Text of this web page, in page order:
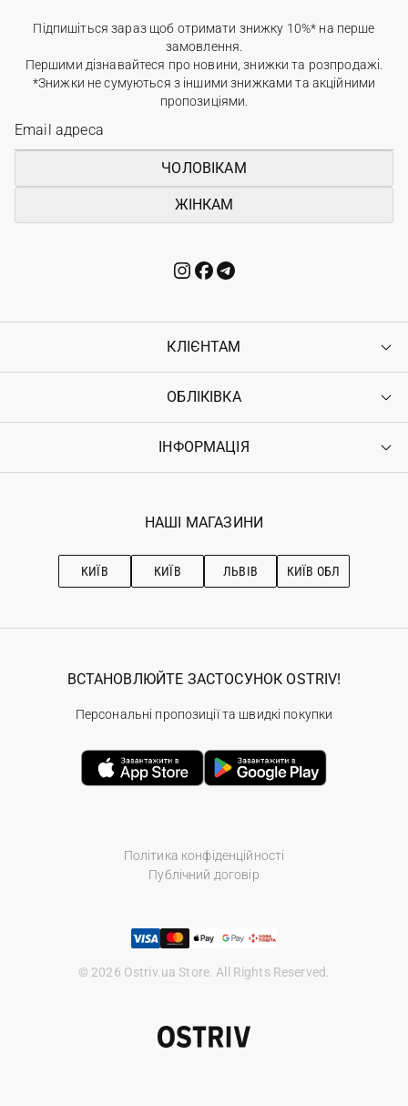
Підпишіться зараз щоб отримати знижку 10%* на перше
замовлення.
Першими дізнавайтеся про новини, знижки та розпродажі.
*Знижки не сумуються з іншими знижками та акційними
пропозиціями.
ЧОЛОВІКАМ
ЖІНКАМ
КЛІЄНТАМ
Контакти
Повернення
Гарантія
ОБЛІКІВКА
Увійти
Ostriv Club+
ІНФОРМАЦІЯ
Наші магазини
Рекомендації з догляду
НАШІ МАГАЗИНИ
КИЇВ КИЇВ ЛЬВІВ КИЇВ ОБЛ
Політика конфіденційності
Публічний договір
© 2026 Ostriv.ua Store. All Rights Reserved.
ВСТАНОВЛЮЙТЕ ЗАСТОСУНОК OSTRIV!
Персональні пропозиції та швидкі покупки